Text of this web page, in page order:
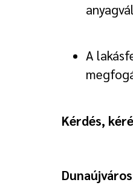
A
Kérdés,